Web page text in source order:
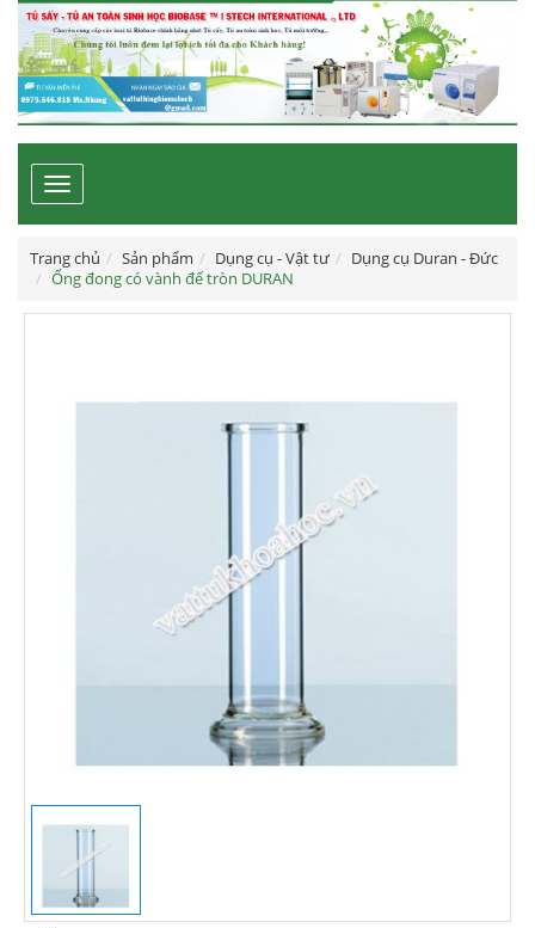
Toggle
navigation
Trang chủ Sản phẩm Dụng cụ - Vật tư
Dụng cụ Duran - Đức
Ống đong có vành đế tròn DURAN